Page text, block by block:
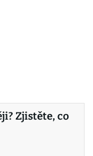
Zjistěte, co